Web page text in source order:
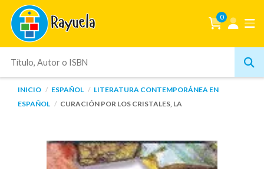
0
INICIO ESPAÑOL
LITERATURA CONTEMPORÁNEA EN
ESPAÑOL
CURACIÓN POR LOS CRISTALES, LA